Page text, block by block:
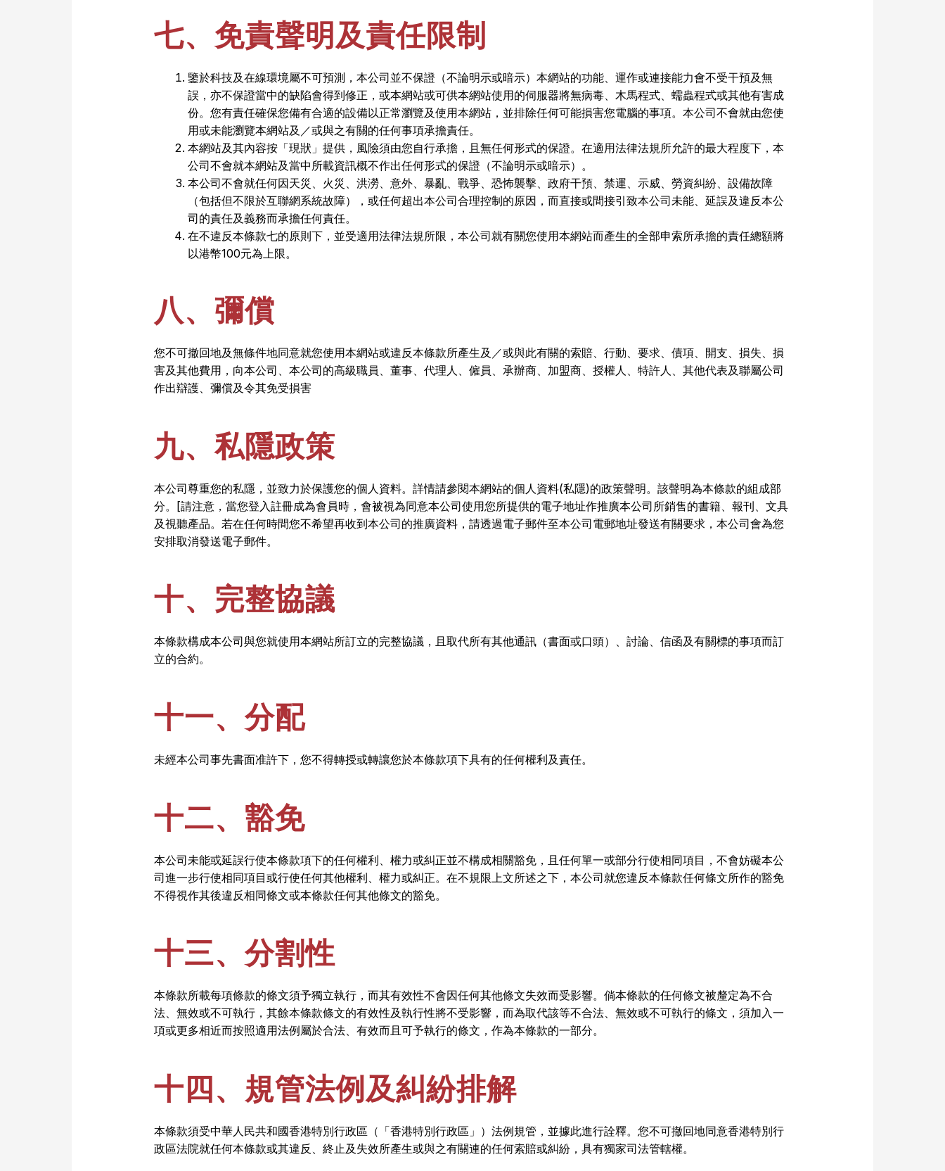
七、免責聲明及責任限制
鑒於科技及在線環境屬不可預測，本公司並不保證（不論明示或暗示）本網站的功能、運作或連接能力會不受干預及無
誤，亦不保證當中的缺陷會得到修正，或本網站或可供本網站使用的伺服器將無病毒、木馬程式、蠕蟲程式或其他有害成
份。您有責任確保您備有合適的設備以正常瀏覽及使用本網站，並排除任何可能損害您電腦的事項。本公司不會就由您使
用或未能瀏覽本網站及／或與之有關的任何事項承擔責任。
本網站及其內容按「現狀」提供，風險須由您自行承擔，且無任何形式的保證。在適用法律法規所允許的最大程度下，本
公司不會就本網站及當中所載資訊概不作出任何形式的保證（不論明示或暗示）。
本公司不會就任何因天災、火災、洪澇、意外、暴亂、戰爭、恐怖襲擊、政府干預、禁運、示威、勞資糾紛、設備故障
（包括但不限於互聯網系統故障），或任何超出本公司合理控制的原因，而直接或間接引致本公司未能、延誤及違反本公
司的責任及義務而承擔任何責任。
在不違反本條款七的原則下，並受適用法律法規所限，本公司就有關您使用本網站而產生的全部申索所承擔的責任總額將
以港幣100元為上限。
八、彌償
您不可撤回地及無條件地同意就您使用本網站或違反本條款所產生及／或與此有關的索賠、行動、要求、債項、開支、損失、損
害及其他費用，向本公司、本公司的高級職員、董事、代理人、僱員、承辦商、加盟商、授權人、特許人、其他代表及聯屬公司
作出辯護、彌償及令其免受損害
九、私隱政策
本公司尊重您的私隱，並致力於保護您的個人資料。詳情請參閱本網站的個人資料(私隱)的政策聲明。該聲明為本條款的組成部
分。[請注意，當您登入註冊成為會員時，會被視為同意本公司使用您所提供的電子地址作推廣本公司所銷售的書籍、報刊、文具
及視聽產品。若在任何時間您不希望再收到本公司的推廣資料，請透過電子郵件至本公司電郵地址發送有關要求，本公司會為您
安排取消發送電子郵件。
十、完整協議
本條款構成本公司與您就使用本網站所訂立的完整協議，且取代所有其他通訊（書面或口頭）、討論、信函及有關標的事項而訂
立的合約。
十一、分配
未經本公司事先書面准許下，您不得轉授或轉讓您於本條款項下具有的任何權利及責任。
十二、豁免
本公司未能或延誤行使本條款項下的任何權利、權力或糾正並不構成相關豁免，且任何單一或部分行使相同項目，不會妨礙本公
司進一步行使相同項目或行使任何其他權利、權力或糾正。在不規限上文所述之下，本公司就您違反本條款任何條文所作的豁免
不得視作其後違反相同條文或本條款任何其他條文的豁免。
十三、分割性
本條款所載每項條款的條文須予獨立執行，而其有效性不會因任何其他條文失效而受影響。倘本條款的任何條文被釐定為不合
法、無效或不可執行，其餘本條款條文的有效性及執行性將不受影響，而為取代該等不合法、無效或不可執行的條文，須加入一
項或更多相近而按照適用法例屬於合法、有效而且可予執行的條文，作為本條款的一部分。
十四、規管法例及糾紛排解
本條款須受中華人民共和國香港特別行政區（「香港特別行政區」）法例規管，並據此進行詮釋。您不可撤回地同意香港特別行
政區法院就任何本條款或其違反、終止及失效所產生或與之有關連的任何索賠或糾紛，具有獨家司法管轄權。